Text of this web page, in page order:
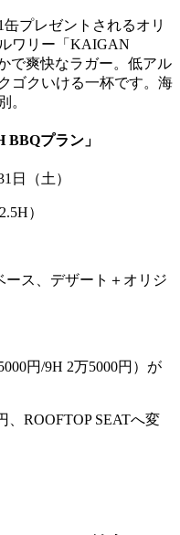
プレゼントされるオリ
ワリー「KAIGAN
で爽快なラガー。低アル
ゴクいける一杯です。海
。
プラン」
日（土）
）
ース、デザート＋オリジ
円/9H 2万5000円）が
、ROOFTOP SEATへ変